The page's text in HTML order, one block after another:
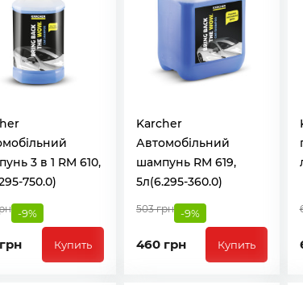
3 в 1 RM 610,
750.0)
-9%
Купить
Karcher
Автомобільний
шампунь RM 619,
5л(6.295-360.0)
503 грн -9%
460 грн Купить